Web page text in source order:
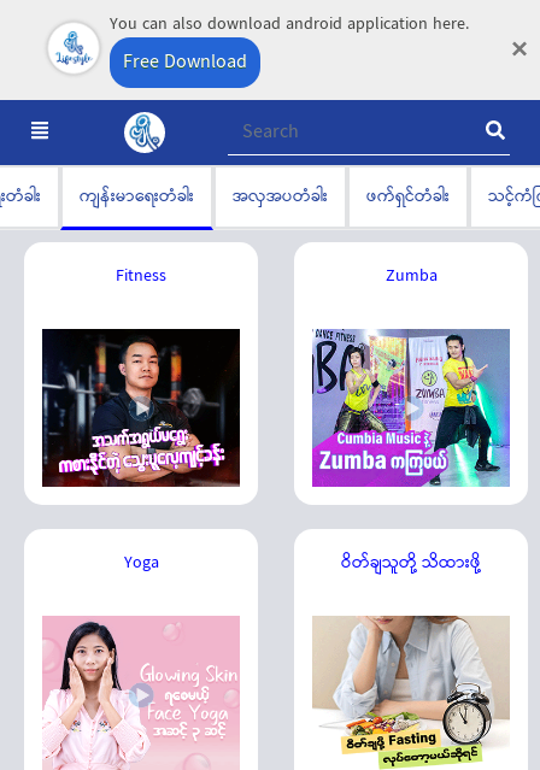
You can also download android application here.
Free Download ×
ခါး ကျန်းမာရေးတံခါး အလှအပတံခါး ဖက်ရှင်တံခါး သင့်ကံက
Fitness Zumba
Yoga ဝိတ်ချသူတို့ သိထားဖို့